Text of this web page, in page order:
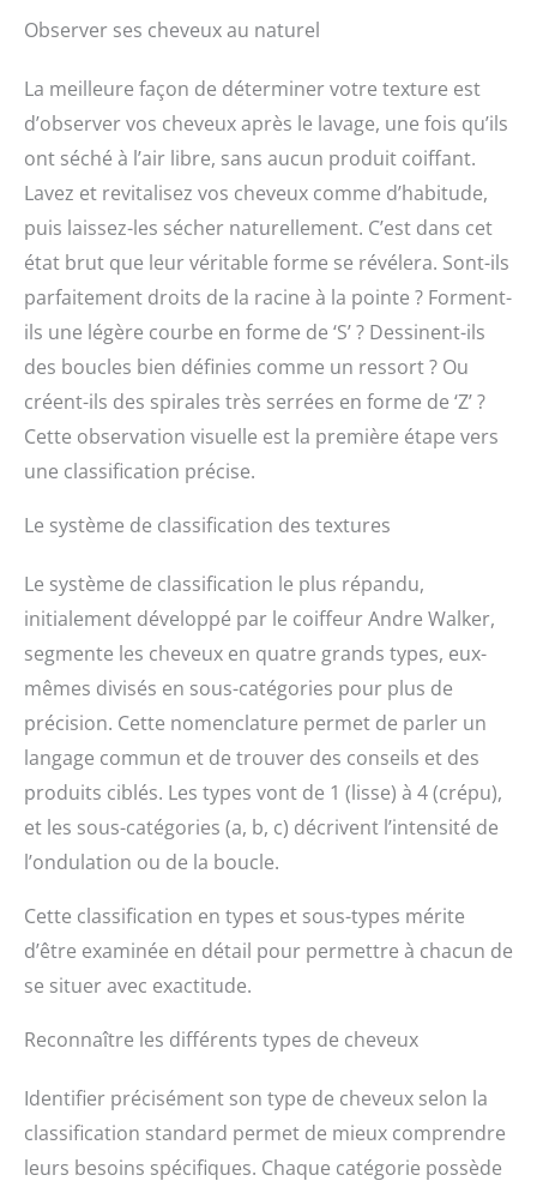
Observer ses cheveux au naturel
La meilleure façon de déterminer votre texture est
d’observer vos cheveux après le lavage, une fois qu’ils
ont séché à l’air libre, sans aucun produit coiffant.
Lavez et revitalisez vos cheveux comme d’habitude,
puis laissez-les sécher naturellement. C’est dans cet
état brut que leur véritable forme se révélera. Sont-ils
parfaitement droits de la racine à la pointe ? Forment-
ils une légère courbe en forme de ‘S’ ? Dessinent-ils
des boucles bien définies comme un ressort ? Ou
créent-ils des spirales très serrées en forme de ‘Z’ ?
Cette observation visuelle est la première étape vers
une classification précise.
Le système de classification des textures
Le système de classification le plus répandu,
initialement développé par le coiffeur Andre Walker,
segmente les cheveux en quatre grands types, eux-
mêmes divisés en sous-catégories pour plus de
précision. Cette nomenclature permet de parler un
langage commun et de trouver des conseils et des
produits ciblés. Les types vont de 1 (lisse) à 4 (crépu),
et les sous-catégories (a, b, c) décrivent l’intensité de
l’ondulation ou de la boucle.
Cette classification en types et sous-types mérite
d’être examinée en détail pour permettre à chacun de
se situer avec exactitude.
Reconnaître les différents types de cheveux
Identifier précisément son type de cheveux selon la
classification standard permet de mieux comprendre
leurs besoins spécifiques. Chaque catégorie possède